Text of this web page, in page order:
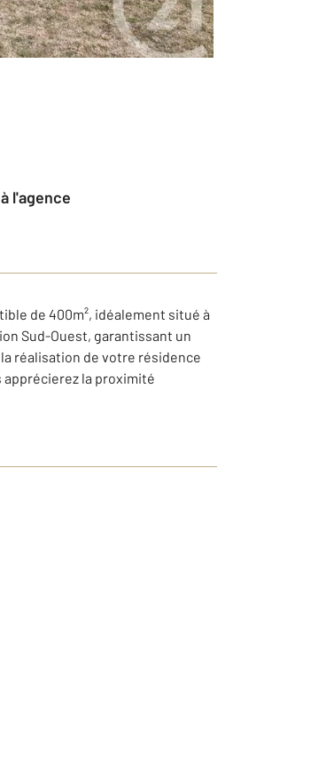
l'agence
de 400m², idéalement situé à
Sud-Ouest, garantissant un
réalisation de votre résidence
apprécierez la proximité